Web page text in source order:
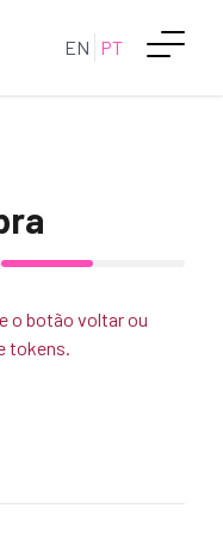
EN PT
o botão voltar ou
tokens.